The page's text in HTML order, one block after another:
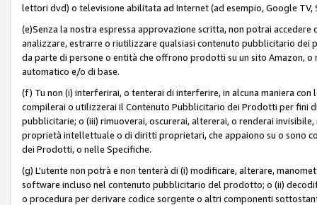
lettori dvd) o televisione abilitata ad Internet (ad esempio, Google TV,
(e)Senza la nostra espressa approvazione scritta, non potrai
analizzare, estrarre o riutilizzare qualsiasi contenuto pubblicitario
da parte di persone o entità che offrono prodotti su un sito Amazon,
automatico e/o di base.
(f) Tu non (i) interferirai, o tenterai di interferire, in alcuna maniera
compilerai o utilizzerai il Contenuto Pubblicitario dei Prodotti per
pubblicitarie; o (iii) rimuoverai, oscurerai, altererai, o renderai
proprietà intellettuale o di diritti proprietari, che appaiono su o sono
dei Prodotti, o nelle Specifiche.
(g) L'utente non potrà e non tenterà di (i) modificare, alterare,
software incluso nel contenuto pubblicitario del prodotto; o (ii)
o procedura per derivare codice sorgente o altri componenti